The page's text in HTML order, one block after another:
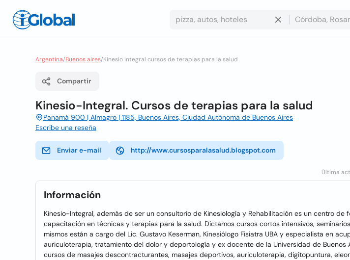
Argentina/Buenos aires/Kinesio integral cursos de terapias para la salud
Compartir
Kinesio-Integral. Cursos de terapias para la salud
Panamá 900 | Almagro | 1185, Buenos Aires, Ciudad Autónoma de Buenos Aires
Escribe una reseña
Enviar e-mail http://www.cursosparalasalud.blogspot.com
Última
Información
Kinesio-Integral, además de ser un consultorio de Kinesiología y Rehabilitación es un centro de
capacitación en técnicas y terapias para la salud. Dictamos cursos cortos intensivos,
mismos están a cargo del Lic. Gustavo Keserman, Kinesiólogo Fisiatra UBA y especialista en
auriculoterapia, tratamiento del dolor y deportología y ex docente de la Universidad de Buenos
cursos de masajes descontracturantes, masajes deportivos, auriculoterapia, digitopuntura,